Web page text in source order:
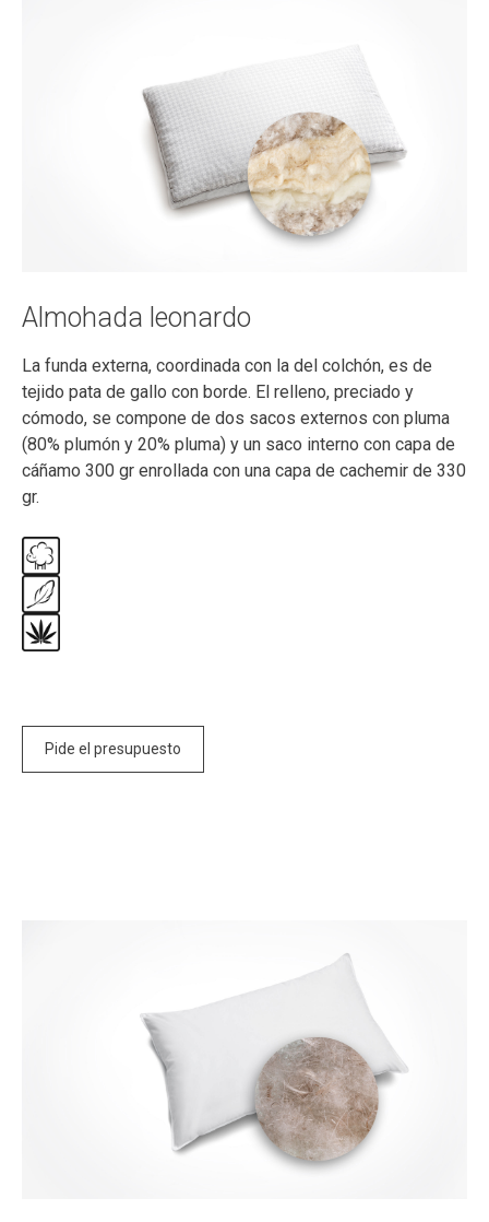
Almohada leonardo
La funda externa, coordinada con la del colchón, es de
tejido pata de gallo con borde. El relleno, preciado y
cómodo, se compone de dos sacos externos con pluma
(80% plumón y 20% pluma) y un saco interno con capa de
cáñamo 300 gr enrollada con una capa de cachemir de 330
gr.
Pide el presupuesto